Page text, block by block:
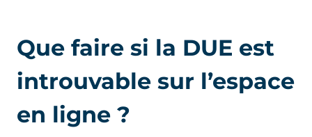
Que faire si la DUE est
introuvable sur l’espace
en ligne ?